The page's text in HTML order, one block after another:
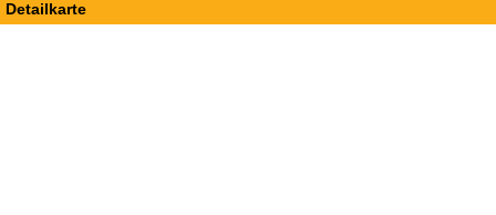
Detailkarte